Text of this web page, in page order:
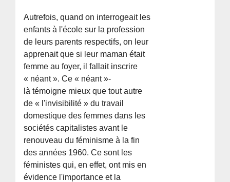
Autrefois, quand on interrogeait les
enfants à l'école sur la profession
de leurs parents respectifs, on leur
apprenait que si leur maman était
femme au foyer, il fallait inscrire
« néant ». Ce « néant »-
là témoigne mieux que tout autre
de « l'invisibilité » du travail
domestique des femmes dans les
sociétés capitalistes avant le
renouveau du féminisme à la fin
des années 1960. Ce sont les
féministes qui, en effet, ont mis en
évidence l'importance et la